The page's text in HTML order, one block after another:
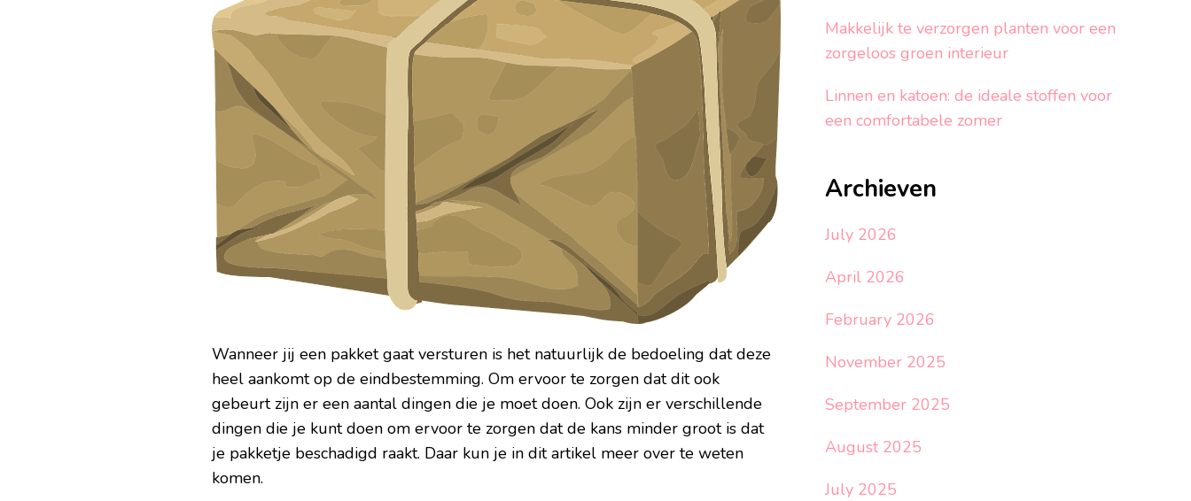
Wanneer jij een pakket gaat versturen is het natuurlijk de bedoeling dat deze
heel aankomt op de eindbestemming. Om ervoor te zorgen dat dit ook
gebeurt zijn er een aantal dingen die je moet doen. Ook zijn er verschillende
dingen die je kunt doen om ervoor te zorgen dat de kans minder groot is dat
je pakketje beschadigd raakt. Daar kun je in dit artikel meer over te weten
komen.
Makkelijk te verzorgen planten voor een
zorgeloos groen interieur
Linnen en katoen: de ideale stoffen voor
een comfortabele zomer
Archieven
July 2026
April 2026
February 2026
November 2025
September 2025
August 2025
July 2025